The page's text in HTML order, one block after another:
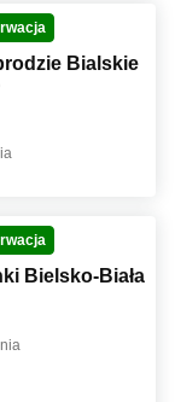
Bialskie
Bielsko-Biała